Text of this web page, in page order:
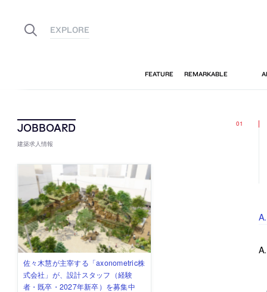
建築求人情報
佐々木慧が主宰する「axonometric株
式会社」が、設計スタッフ（経験
者・既卒・2027年新卒）を募集中
古民家を軸に全国で“価値循環の仕組
み”を作り、リモートワーク主体の働
き方を実践する「株式会社つぎと」
リノベる株式会社が、設計パートナ
ー (業務委託) を募集中
社会への影響力のある建築を手掛
け、スタッフ同士で助け合う環境づ
くりも行う「E.A.S.T.architects」
代官山を拠点に活動する「梅澤竜也 /
ALA INC.」が、設計スタッフ・アル
バイト・事務職を募集中